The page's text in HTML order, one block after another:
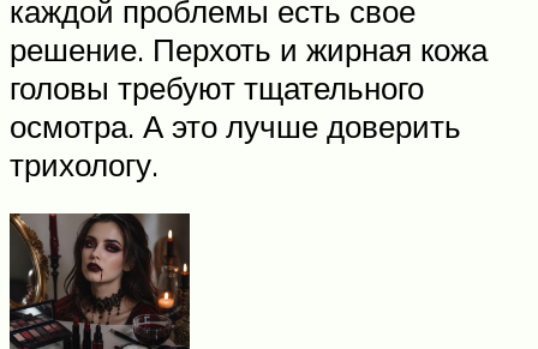
каждой проблемы есть свое
решение. Перхоть и жирная кожа
головы требуют тщательного
осмотра. А это лучше доверить
трихологу.